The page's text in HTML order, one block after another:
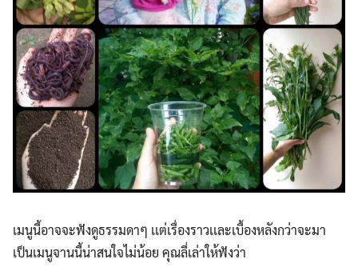
เมนูนี้อาจจะฟังดูธรรมดาๆ เเต่เรื่องราวเเละเบื้องหลังกว่าจะมา
เป็นเมนูจานนี้น่าสนใจไม่น้อย คุณลี่เล่าให้ฟังว่า